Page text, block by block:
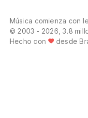
Música comienza con
© 2003 - 2026, 3.8
Hecho con
desde